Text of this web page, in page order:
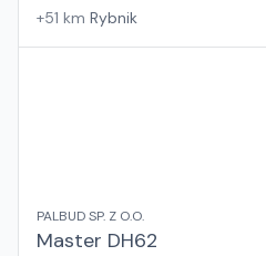
+51 km Rybnik
PALBUD SP. Z O.O.
Master DH62